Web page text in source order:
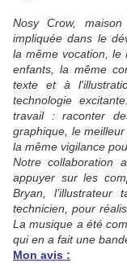
Nosy Crow,
impliquée dans le
la même vocation, le
enfants, la même
texte et à
technologie
travail : raconter
graphique, le
la même vigilance
Notre collaboration
appuyer sur les
Bryan, l’illustrateur
technicien, pour
La musique a été
qui en a fait une
Mon avis :